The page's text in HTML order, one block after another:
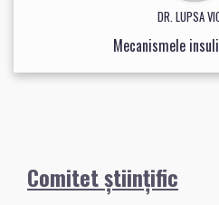
DR. LUPSA
Mecanismele
Comitet științific